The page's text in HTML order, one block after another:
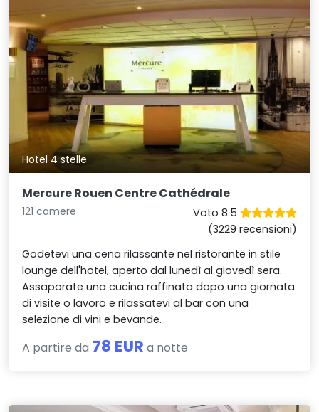
Hotel 4 stelle
Mercure Rouen Centre Cathédrale
121 camere
Voto 8.5
(3229 recensioni)
Godetevi una cena rilassante nel ristorante in stile
lounge dell'hotel, aperto dal lunedì al giovedì sera.
Assaporate una cucina raffinata dopo una giornata
di visite o lavoro e rilassatevi al bar con una
selezione di vini e bevande.
A partire da 78 EUR a notte